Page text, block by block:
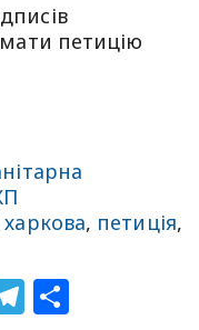
петицію
, петиція,
Telegram